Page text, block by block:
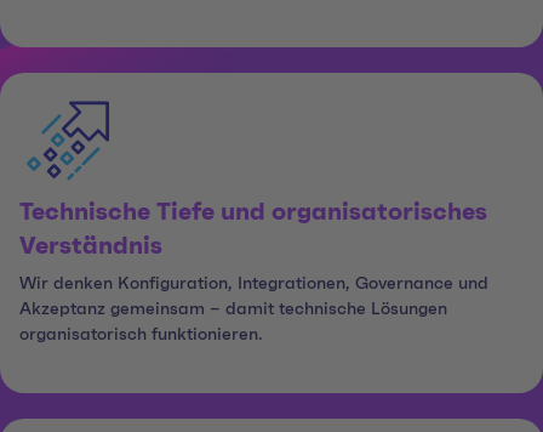
Technische Tiefe und organisatorisches
Verständnis
Wir denken Konfiguration, Integrationen, Governance und
Akzeptanz gemeinsam – damit technische Lösungen
organisatorisch funktionieren.